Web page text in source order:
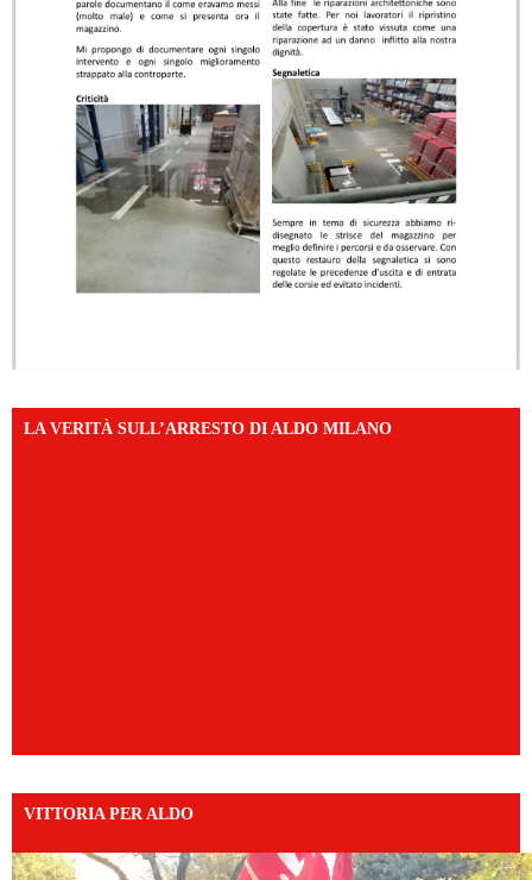
LA VERITÀ SULL’ARRESTO DI ALDO MILANO
VITTORIA PER ALDO